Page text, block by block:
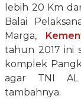
lebih 20 Km
Balai
Marga,
tahun 2017 ini
komplek
agar TNI AL
tambahnya.